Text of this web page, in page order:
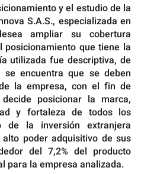
y el estudio de la
S.A.S., especializada en
ampliar su cobertura
posicionamiento que tiene la
utilizada fue descriptiva, de
encuentra que se deben
la empresa, con el fin de
posicionar la marca,
y fortaleza de todos los
de la inversión extranjera
poder adquisitivo de sus
del 7,2% del producto
para la empresa analizada.